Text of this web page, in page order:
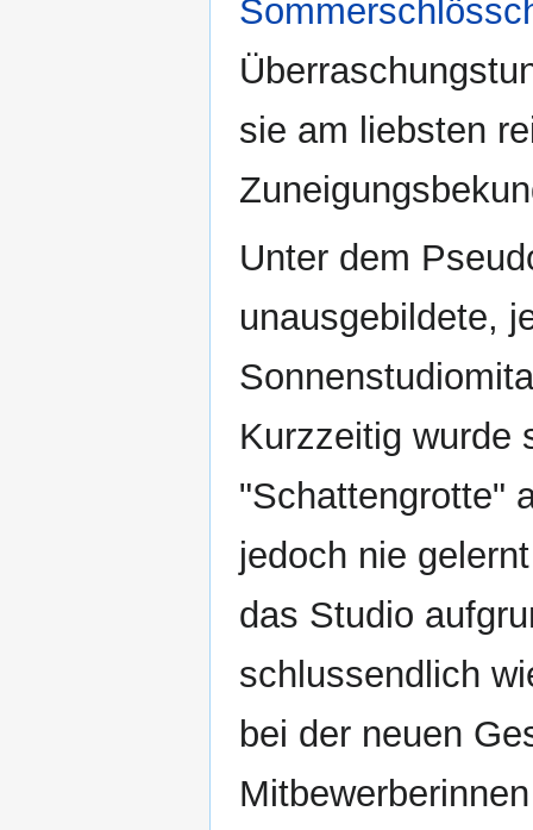
sie am liebsten
Unter dem
unausgebildete,
Kurzzeitig wurde
"Schattengrotte"
jedoch nie
das Studio
schlussendlich
bei der neuen